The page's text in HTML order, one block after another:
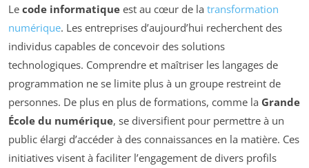
Le code informatique est au cœur de la transformation
numérique. Les entreprises d’aujourd’hui recherchent des
individus capables de concevoir des solutions
technologiques. Comprendre et maîtriser les langages de
programmation ne se limite plus à un groupe restreint de
personnes. De plus en plus de formations, comme la Grande
École du numérique, se diversifient pour permettre à un
public élargi d’accéder à des connaissances en la matière. Ces
initiatives visent à faciliter l’engagement de divers profils